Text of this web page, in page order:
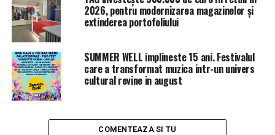
Mircea Badea, dezlănțuit! Dă de pământ cu PSD ca
niciodată. Ce l-a supărat | Sibiul de AZI
NU RATATI
Răsturnare de situație în cazul Elenei Udrea. Nimeni nu
se aștepta la așa ceva | Sibiul de AZI
2026, pentru modernizarea magazinelor și
extinderea portofoliului
SUMMER WELL implineste 15 ani. Festivalul
care a transformat muzica intr-un univers
cultural revine in august
COMENTEAZA SI TU